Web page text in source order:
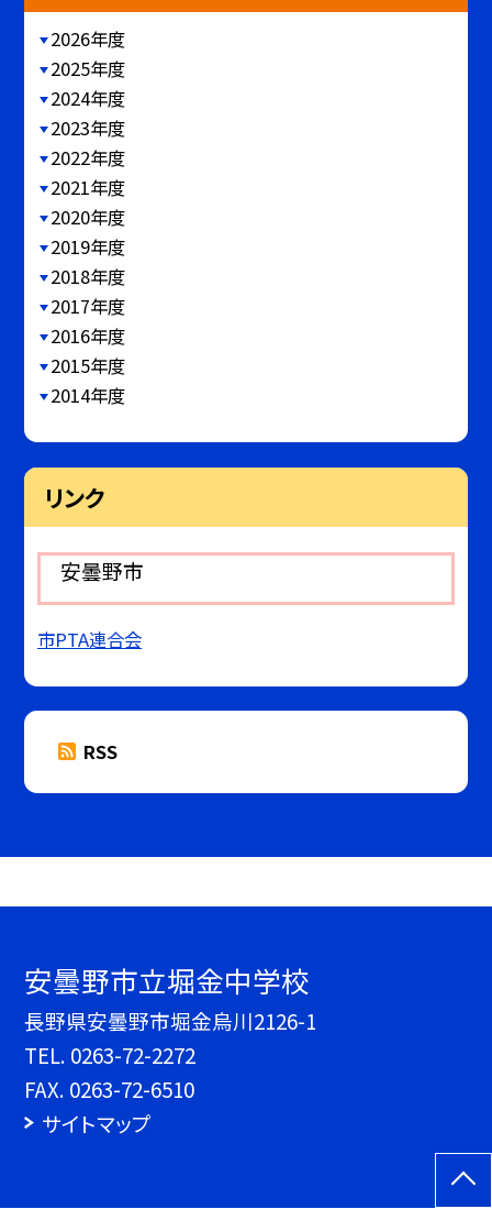
2026年度
2025年度
2024年度
2023年度
2022年度
2021年度
2020年度
2019年度
2018年度
2017年度
2016年度
2015年度
2014年度
リンク
安曇野市
市PTA連合会
RSS
安曇野市立堀金中学校
長野県安曇野市堀金烏川2126-1
TEL. 0263-72-2272
FAX. 0263-72-6510
サイトマップ